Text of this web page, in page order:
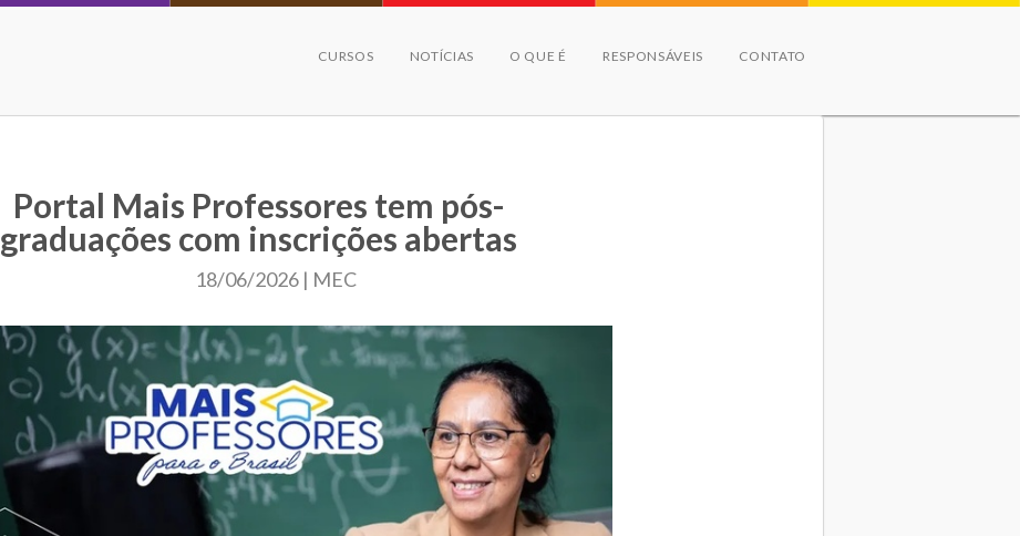
CURSOS NOTÍCIAS O QUE É RESPONSÁVEIS CONTATO
Portal Mais Professores tem pós-
graduações com inscrições abertas
18/06/2026 | MEC